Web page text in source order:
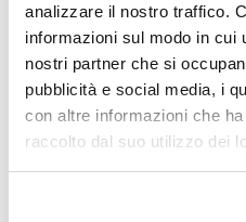
analizzare il nostro traffico.
informazioni sul modo in cui
nostri partner che si
pubblicità e social media, i
con altre informazioni che
raccolto dal suo utilizzo dei
Informazioni
foreste
Le scoperte,
struttura delle
suolo, la loro
relativa dei gruppi